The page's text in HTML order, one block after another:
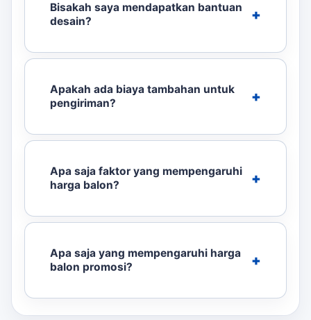
Bisakah saya mendapatkan bantuan
desain?
Apakah ada biaya tambahan untuk
pengiriman?
Apa saja faktor yang mempengaruhi
harga balon?
Apa saja yang mempengaruhi harga
balon promosi?